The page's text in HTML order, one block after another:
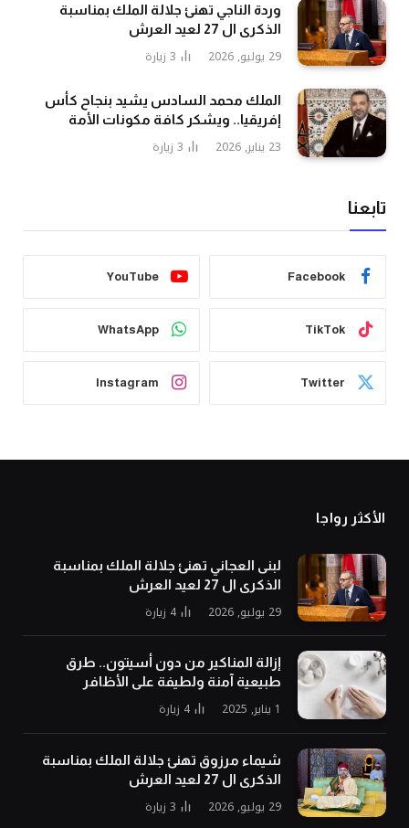
وردة الناجي تهنئ جلالة الملك بمناسبة
الذكرى ال 27 لعيد العرش
29 يوليو, 2026 3 زيارة
الملك محمد السادس يشيد بنجاح كأس
إفريقيا.. ويشكر كافة مكونات الأمة
23 يناير, 2026 3 زيارة
تابعنا
Facebook
YouTube
TikTok
WhatsApp
Twitter
Instagram
الأكثر رواجا
لبنى العجاني تهنئ جلالة الملك بمناسبة
الذكرى ال 27 لعيد العرش
29 يوليو, 2026 4 زيارة
إزالة المناكير من دون أسيتون.. طرق
طبيعية آمنة ولطيفة على الأظافر
1 يناير, 2025 4 زيارة
شيماء مرزوق تهنئ جلالة الملك بمناسبة
الذكرى ال 27 لعيد العرش
29 يوليو, 2026 3 زيارة